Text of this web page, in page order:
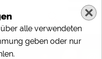
alle verwendeten
geben oder nur